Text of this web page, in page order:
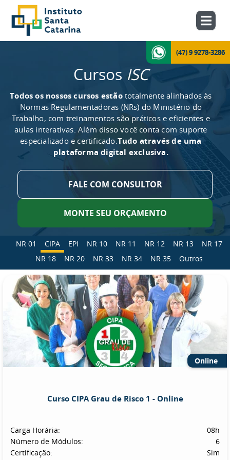
(47) 9 9278-3286
Cursos ISC
Todos os nossos cursos estãototalmente alinhados às
Normas Regulamentadoras (NRs) do Ministério do
Trabalho, com treinamentos são práticos e eficientes e
aulas interativas. Além disso você conta com suporte
especializado e certificado.Tudo através de uma
plataforma digital exclusiva.
FALE COM CONSULTOR
MONTE SEU ORÇAMENTO
NR 01 CIPA EPI NR 10 NR 11 NR 12 NR 13
NR 17
NR 18
NR 20 NR 33 NR 34 NR 35 Outros
Online
Curso CIPA Grau de Risco 1 - Online
Carga Horária:
08h
Número de Módulos:
6
Certificação:
Sim